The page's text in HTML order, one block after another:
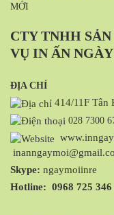
CTY TNHH
VỤ IN ẤN
ĐỊA CHỈ
414/11F Tân
028 7300
Skype:
Hotline: 0968 725 346